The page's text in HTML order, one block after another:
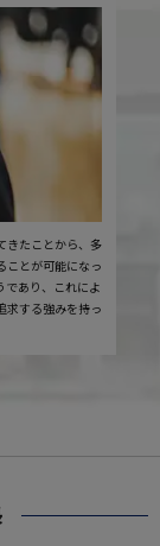
きたことから、多
ことが可能になっ
であり、これによ
求する強みを持っ